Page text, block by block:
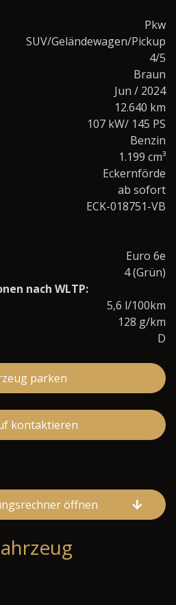
Pkw
SUV/Geländewagen/Pickup
4/5
Braun
Jun / 2024
12.640 km
107 kW/ 145 PS
Benzin
1.199 cm³
Eckernförde
ab sofort
ECK-018751-VB
Euro 6e
4 (Grün)
nach WLTP:
5,6 l/100km
128 g/km
D
parken
kontaktieren
öffnen